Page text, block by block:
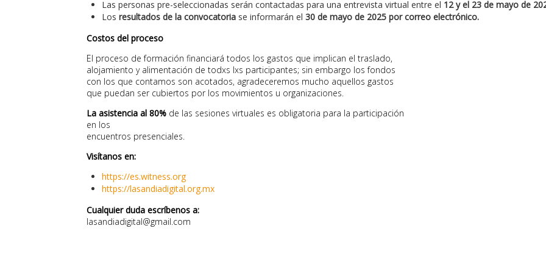
Las personas pre-seleccionadas serán contactadas para una entrevista virtual entre el 12 y el 23 de mayo de
Los resultados de la convocatoria se informarán el 30 de mayo de 2025 por correo electrónico.
Costos del proceso
El proceso de formación financiará todos los gastos que implican el traslado,
alojamiento y alimentación de todxs lxs participantes; sin embargo los fondos
con los que contamos son acotados, agradeceremos mucho aquellos gastos
que puedan ser cubiertos por los movimientos u organizaciones.
La asistencia al 80% de las sesiones virtuales es obligatoria para la participación
en los
encuentros presenciales.
Visítanos en:
https://es.witness.org
https://lasandiadigital.org.mx
Cualquier duda escríbenos a:
lasandiadigital@gmail.com